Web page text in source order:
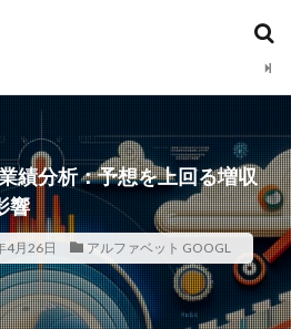
績分析：予想を上回る増収
響
4月26日 アルファベット GOOGL